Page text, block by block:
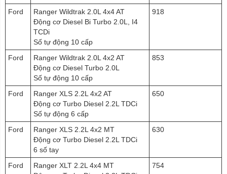
Ford
Ranger Wildtrak 2.0L 4x4 AT
Động cơ Diesel Bi Turbo 2.0L, I4
TCDi
Số tự động 10 cấp
918
Ford
Ranger Wildtrak 2.0L 4x2 AT
Động cơ Diesel Turbo 2.0L
Số tự động 10 cấp
853
Ford
Ranger XLS 2.2L 4x2 AT
Động cơ Turbo Diesel 2.2L TDCi
Số tự động 6 cấp
650
Ford
Ranger XLS 2.2L 4x2 MT
Động cơ Turbo Diesel 2.2L TDCi
6 số tay
630
Ford
Ranger XLT 2.2L 4x4 MT
754